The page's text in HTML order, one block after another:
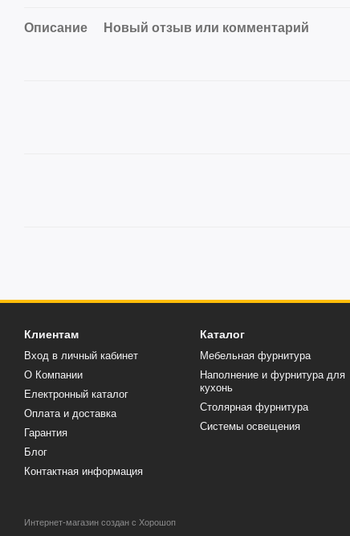
Описание Новый отзыв или комментарий
Клиентам
Вход в личный кабинет
О Компании
Електронный каталог
Оплата и доставка
Гарантия
Блог
Контактная информация
Интернет-магазин создан с Хорошоп
Каталог
Мебельная фурнитура
Наполнение и фурнитура для
кухонь
Столярная фурнитура
Системы освещения